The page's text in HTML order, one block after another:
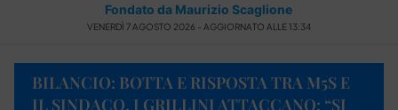
Fondato da Maurizio Scaglione
VENERDÌ 7 AGOSTO 2026 - AGGIORNATO ALLE 13:34
BILANCIO: BOTTA E RISPOSTA TRA M5S E
IL SINDACO. I GRILLINI ATTACCANO: “SI